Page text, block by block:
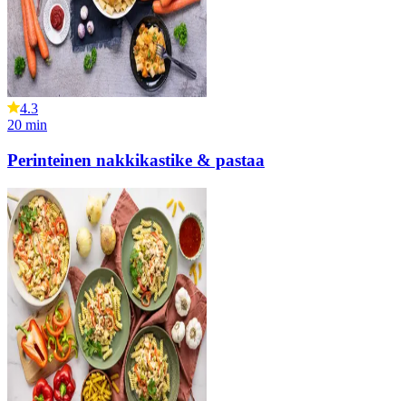
4.3
20 min
Perinteinen nakkikastike & pastaa